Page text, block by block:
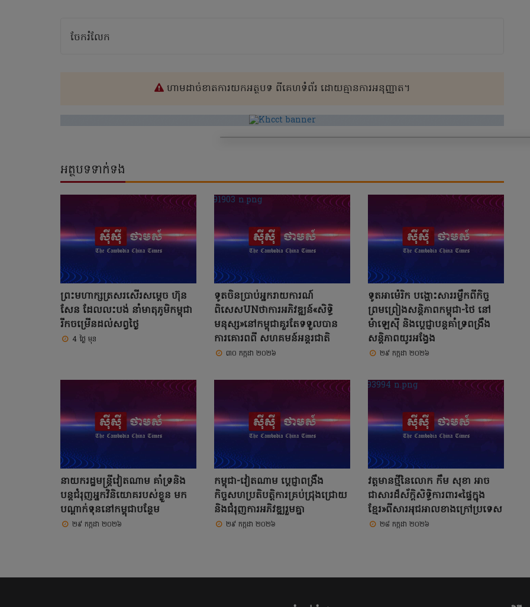
ចែករំលែក
ហាមដាច់ខាតការយកអត្ថបទ ពីគេហទំព័រ ដោយគ្មានការអនុញ្ញាត។
អត្ថបទទាក់ទង
ព្រះមហាក្សត្រសរសើរសម្តេច ហ៊ុន
សែន ដែលលះបង់ នាំមាតុភូមិកម្ពុជា
រីកចម្រើនដល់សព្វថ្ងៃ
4 ថ្ងៃ មុន
ទូតចិនប្រាប់អ្នករាយការណ៍
ពិសេសUNថាការអភិវឌ្ឍន៍«សិទ្ធិ
មនុស្ស»នៅកម្ពុជាគួរតែទទួលបាន
ការគោរពពី សហគមន៍អន្តរជាតិ
៣០ កក្កដា ២០២៦
ទូតអាម៉េរិក បង្ហោះសាររម្លឹកពីកិច្ច
ព្រមព្រៀងសន្តិភាពកម្ពុជា-ថៃ នៅ
ម៉ាឡេស៊ី និងប្តេជ្ញាបន្តគាំទ្រពង្រឹង
សន្តិភាពយូរអង្វែង
២៩ កក្កដា ២០២៦
នាយករដ្ឋមន្ត្រីវៀតណាម គាំទ្រនិង
បន្តជំរុញអ្នកវិនិយោគរបស់ខ្លួន មក
បណ្តាក់ទុននៅកម្ពុជាបន្ថែម
២៩ កក្កដា ២០២៦
កម្ពុជា-វៀតណាម ប្តេជ្ញាពង្រឹង
កិច្ចសហប្រតិបត្តិការគ្រប់ជ្រុងជ្រោយ
និងជំរុញការអភិវឌ្ឍរួមគ្នា
២៩ កក្កដា ២០២៦
វត្តមានថ្មីនៃលោក កឹម សុខា អាច
ជាសារដ៏ស័ក្តិសិទ្ធិការពារ«ផ្ទៃក្នុង
ខ្មែរ»ពីសារអុជអាលខាងក្រៅប្រទេស
២៨ កក្កដា ២០២៦